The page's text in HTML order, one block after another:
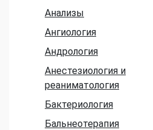
Анализы
Ангиология
Андрология
Анестезиология и
реаниматология
Бактериология
Бальнеотерапия